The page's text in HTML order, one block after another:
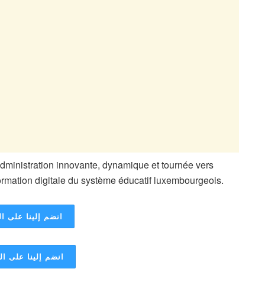
innovante, dynamique et tournée vers
digitale du système éducatif luxembourgeois.
انضم إلينا على
انضم إلينا على